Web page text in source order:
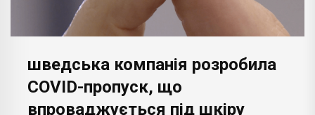
шведська компанія розробила
COVID-пропуск, що
впроваджується під шкіру